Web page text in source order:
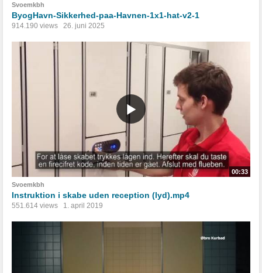
Svoemkbh
ByogHavn-Sikkerhed-paa-Havnen-1x1-hat-v2-1
914.190 views 26. juni 2025
00:33
Svoemkbh
Instruktion i skabe uden reception (lyd).mp4
551.614 views 1. april 2019